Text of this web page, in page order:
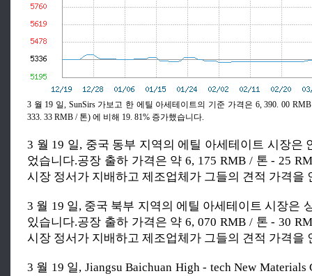
3 월 19 일, SunSirs 가보고 한 에틸 아세테이트의 기준 가격은 6, 390. 00
333. 33 RMB / 톤) 에 비해 19. 81% 증가했습니다.
3 월 19 일, 중국 동부 지역의 에틸 아세테이트 시장은
었습니다.공장 출하 가격은 약 6, 175 RMB / 톤 - 25
시장 정서가 지배하고 제조업체가 그들의 견적 가격을
3 월 19 일, 중국 북부 지역의 에틸 아세테이트 시장은
있습니다.공장 출하 가격은 약 6, 070 RMB / 톤 - 30
시장 정서가 지배하고 제조업체가 그들의 견적 가격을
3 월 19 일, Jiangsu Baichuan High - tech New Materials